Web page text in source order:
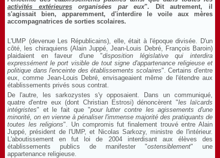
activités extérieuresorganisées par eux". Dit autrement, il
s'agissait bien, apparemment, d'interdire le voile aux mères
accompagnatrices de sorties scolaires.
L'UMP (devenue Les Républicains), elle, était à l'époque divisée. D'un
côté, les chiraquiens (Alain Juppé, Jean-Louis Debré, François Baroin)
plaidaient en faveur d'une "disposition législative qui interdira
expressément le port visible de tout signe d'appartenance religieuse et
politique dans l'enceinte des établissements scolaires". Certains d'entre
eux, comme Jean-Louis Debré, envisageaient même de l'étendre aux
établissements privés sous contrat.
De l'autre, les sarkozystes s'y opposaient. Dans un communiqué,
quatre d'entre eux (dont Christian Estrosi) dénoncèrent "les laïcards
intégristes" et le fait que "pour lutter contre les agissements d'une
minorité, on en vienne à pénaliser l'immense majorité des pratiquants de
toutes les religions". Un compromis fut finalement trouvé entre Alain
Juppé, président de l'UMP, et Nicolas Sarkozy, ministre de l'intérieur.
L'aboutissement en fut loi de 2004 interdisant aux élèves des
établissements publics de manifester "ostensiblement" une
appartenance religieuse.